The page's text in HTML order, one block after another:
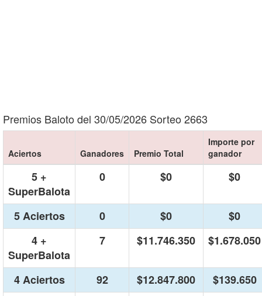
Premios Baloto del 30/05/2026 Sorteo 2663
Aciertos Ganadores Premio Total
Importe por
ganador
5 +
SuperBalota
0 $0 $0
5 Aciertos 0 $0
$0
4 +
SuperBalota
7 $11.746.350 $1.678.050
4 Aciertos 92 $12.847.800
$139.650